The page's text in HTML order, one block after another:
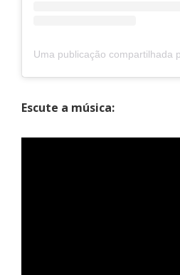
Uma publicação compartilhada por
Escute a música: